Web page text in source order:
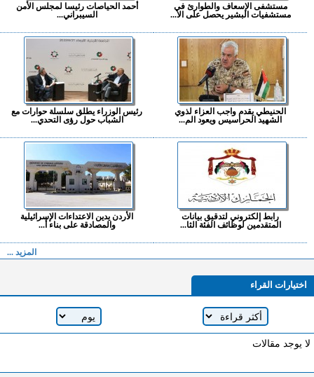
مستشفى الإسعاف والطوارئ في
مستشفيات البشير يحصل على الا...
أحمد الحياصات رئيسا لمجلس الأمن
السيبراني...
الحنيطي يقدم واجب العزاء لذوي
الشهيد الحراسيس ويعود الم...
رئيس الوزراء يطلق سلسلة حوارات مع
الشباب حول رؤى التحدي...
رابط إلكتروني لتدقيق بيانات
المتقدمين لوظائف الفئة الثا...
الأردن يدين الاعتداءات الإسرائيلية
والمصادقة على بناء أ...
المزيد ...
اختيارات القراء
لا يوجد مقالات